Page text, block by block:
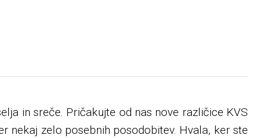
in sreče. Pričakujte od nas nove različice KVS
nekaj zelo posebnih posodobitev. Hvala, ker ste